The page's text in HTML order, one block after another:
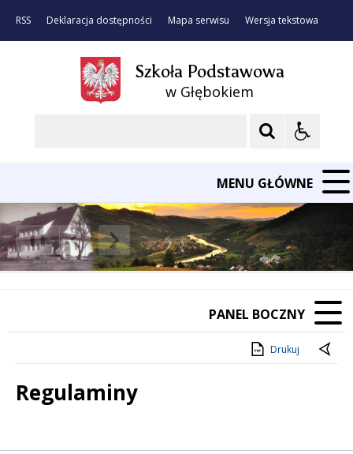
RSS Deklaracja dostępności Mapa serwisu Wersja tekstowa
Szkoła Podstawowa
w Głębokiem
MENU GŁÓWNE
Poprzedni Element
Następny Element
❚❚
PANEL BOCZNY
Drukuj
Regulaminy